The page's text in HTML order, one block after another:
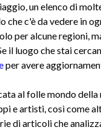
un elenco di
che c'è da vedere in
per alcune regioni,
il luogo che stai
per avere
al folle mondo
e artisti, così come
di articoli che